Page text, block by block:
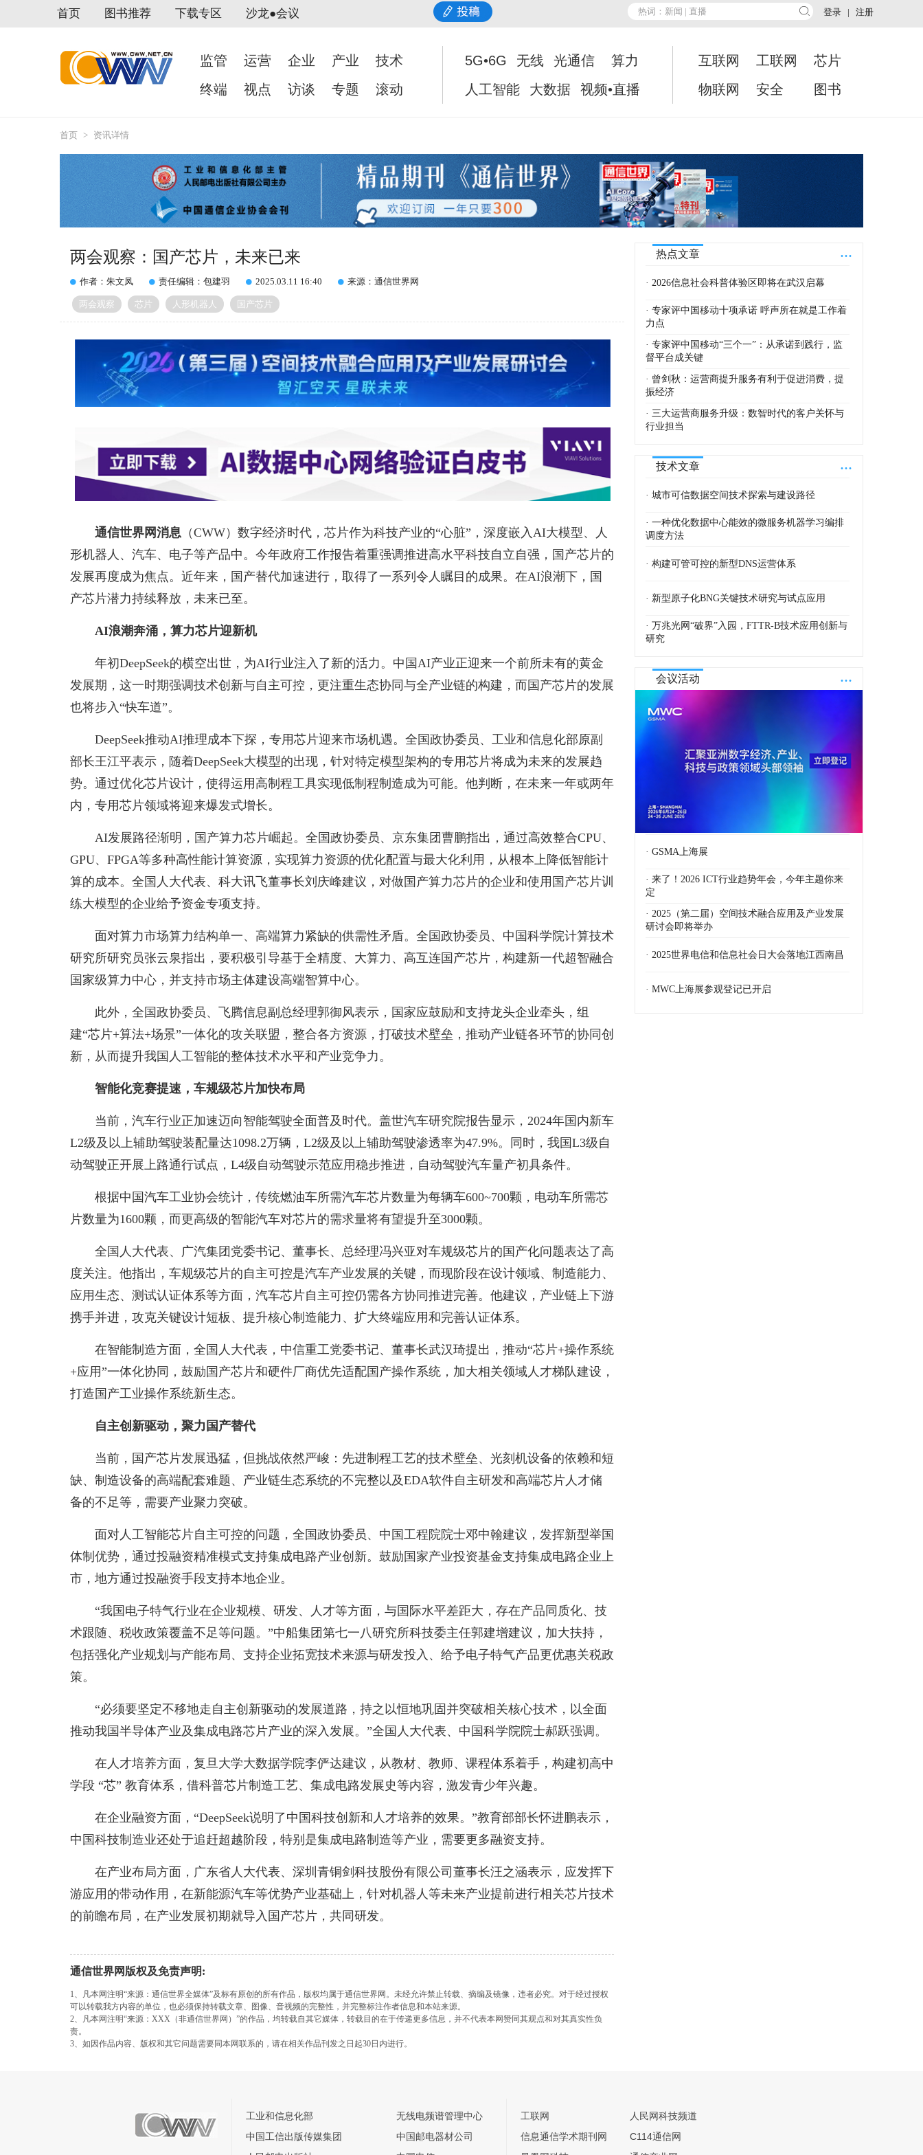
登录 | 注册
首页 图书推荐 下载专区 沙龙●会议
监管 运营 企业 产业
技术
终端
视点 访谈 专题 滚动
5G•6G 无线 光通信
算力
人工智能
大数据 视频•直播
互联网 工联网
芯片
物联网
安全 图书
首页 > 资讯详情
两会观察：国产芯片，未来已来
作者：朱文凤 责任编辑：包建羽 2025.03.11 16:40 来源：通信世界网
两会观察 芯片 人形机器人 国产芯片
通信世界网消息 （CWW） 数字经济时代，芯片作为科技产业的“心脏”，深度嵌入AI大模型、人
形机器人、汽车、电子等产品中。今年政府工作报告着重强调推进高水平科技自立自强，国产芯片的
发展再度成为焦点。近年来，国产替代加速进行，取得了一系列令人瞩目的成果。在AI浪潮下，国
产芯片潜力持续释放，未来已至。
AI浪潮奔涌，算力芯片迎新机
年初DeepSeek的横空出世，为AI行业注入了新的活力。中国AI产业正迎来一个前所未有的黄金
发展期，这一时期强调技术创新与自主可控，更注重生态协同与全产业链的构建，而国产芯片的发展
也将步入“快车道”。
DeepSeek推动AI推理成本下探，专用芯片迎来市场机遇。全国政协委员、工业和信息化部原副
部长王江平表示，随着DeepSeek大模型的出现，针对特定模型架构的专用芯片将成为未来的发展趋
势。通过优化芯片设计，使得运用高制程工具实现低制程制造成为可能。他判断，在未来一年或两年
内，专用芯片领域将迎来爆发式增长。
AI发展路径渐明，国产算力芯片崛起。全国政协委员、京东集团曹鹏指出，通过高效整合CPU、
GPU、FPGA等多种高性能计算资源，实现算力资源的优化配置与最大化利用，从根本上降低智能计
算的成本。全国人大代表、科大讯飞董事长刘庆峰建议，对做国产算力芯片的企业和使用国产芯片训
练大模型的企业给予资金专项支持。
面对算力市场算力结构单一、高端算力紧缺的供需性矛盾。全国政协委员、中国科学院计算技术
研究所研究员张云泉指出，要积极引导基于全精度、大算力、高互连国产芯片，构建新一代超智融合
国家级算力中心，并支持市场主体建设高端智算中心。
此外，全国政协委员、飞腾信息副总经理郭御风表示，国家应鼓励和支持龙头企业牵头，组
建“芯片+算法+场景”一体化的攻关联盟，整合各方资源，打破技术壁垒，推动产业链各环节的协同创
新，从而提升我国人工智能的整体技术水平和产业竞争力。
智能化竞赛提速，车规级芯片加快布局
当前，汽车行业正加速迈向智能驾驶全面普及时代。盖世汽车研究院报告显示，2024年国内新车
L2级及以上辅助驾驶装配量达1098.2万辆，L2级及以上辅助驾驶渗透率为47.9%。同时，我国L3级自
动驾驶正开展上路通行试点，L4级自动驾驶示范应用稳步推进，自动驾驶汽车量产初具条件。
根据中国汽车工业协会统计，传统燃油车所需汽车芯片数量为每辆车600~700颗，电动车所需芯
片数量为1600颗，而更高级的智能汽车对芯片的需求量将有望提升至3000颗。
全国人大代表、广汽集团党委书记、董事长、总经理冯兴亚对车规级芯片的国产化问题表达了高
度关注。他指出，车规级芯片的自主可控是汽车产业发展的关键，而现阶段在设计领域、制造能力、
应用生态、测试认证体系等方面，汽车芯片自主可控仍需各方协同推进完善。他建议，产业链上下游
携手并进，攻克关键设计短板、提升核心制造能力、扩大终端应用和完善认证体系。
在智能制造方面，全国人大代表，中信重工党委书记、董事长武汉琦提出，推动“芯片+操作系统
+应用”一体化协同，鼓励国产芯片和硬件厂商优先适配国产操作系统，加大相关领域人才梯队建设，
打造国产工业操作系统新生态。
自主创新驱动，聚力国产替代
当前，国产芯片发展迅猛，但挑战依然严峻：先进制程工艺的技术壁垒、光刻机设备的依赖和短
缺、制造设备的高端配套难题、产业链生态系统的不完整以及EDA软件自主研发和高端芯片人才储
备的不足等，需要产业聚力突破。
面对人工智能芯片自主可控的问题，全国政协委员、中国工程院院士邓中翰建议，发挥新型举国
体制优势，通过投融资精准模式支持集成电路产业创新。鼓励国家产业投资基金支持集成电路企业上
市，地方通过投融资手段支持本地企业。
“我国电子特气行业在企业规模、研发、人才等方面，与国际水平差距大，存在产品同质化、技
术跟随、税收政策覆盖不足等问题。”中船集团第七一八研究所科技委主任郭建增建议，加大扶持，
包括强化产业规划与产能布局、支持企业拓宽技术来源与研发投入、给予电子特气产品更优惠关税政
策。
“必须要坚定不移地走自主创新驱动的发展道路，持之以恒地巩固并突破相关核心技术，以全面
推动我国半导体产业及集成电路芯片产业的深入发展。”全国人大代表、中国科学院院士郝跃强调。
在人才培养方面，复旦大学大数据学院李俨达建议，从教材、教师、课程体系着手，构建初高中
学段 “芯” 教育体系，借科普芯片制造工艺、集成电路发展史等内容，激发青少年兴趣。
在企业融资方面，“DeepSeek说明了中国科技创新和人才培养的效果。”教育部部长怀进鹏表示，
中国科技制造业还处于追赶超越阶段，特别是集成电路制造等产业，需要更多融资支持。
在产业布局方面，广东省人大代表、深圳青铜剑科技股份有限公司董事长汪之涵表示，应发挥下
游应用的带动作用，在新能源汽车等优势产业基础上，针对机器人等未来产业提前进行相关芯片技术
的前瞻布局，在产业发展初期就导入国产芯片，共同研发。
通信世界网版权及免责声明:
1、凡本网注明“来源：通信世界全媒体”及标有原创的所有作品，版权均属于通信世界网。未经允许禁止转载、摘编及镜像，违者必究。对于经过授权
可以转载我方内容的单位，也必须保持转载文章、图像、音视频的完整性，并完整标注作者信息和本站来源。
2、凡本网注明“来源：XXX（非通信世界网）”的作品，均转载自其它媒体，转载目的在于传递更多信息，并不代表本网赞同其观点和对其真实性负
责。
3、如因作品内容、版权和其它问题需要同本网联系的，请在相关作品刊发之日起30日内进行。
...
热点文章
· 2026信息社会科普体验区即将在武汉启幕
· 专家评中国移动十项承诺 呼声所在就是工作着
力点
· 专家评中国移动“三个一”：从承诺到践行，监
督平台成关键
· 曾剑秋：运营商提升服务有利于促进消费，提
振经济
· 三大运营商服务升级：数智时代的客户关怀与
行业担当
...
技术文章
· 城市可信数据空间技术探索与建设路径
· 一种优化数据中心能效的微服务机器学习编排
调度方法
· 构建可管可控的新型DNS运营体系
· 新型原子化BNG关键技术研究与试点应用
· 万兆光网“破界”入园，FTTR-B技术应用创新与
研究
...
会议活动
· GSMA上海展
· 来了！2026 ICT行业趋势年会，今年主题你来
定
· 2025（第二届）空间技术融合应用及产业发展
研讨会即将举办
· 2025世界电信和信息社会日大会落地江西南昌
· MWC上海展参观登记已开启
工业和信息化部
中国工信出版传媒集团
无线电频谱管理中心
中国邮电器材公司
工联网
信息通信学术期刊网
人民网科技频道
C114通信网